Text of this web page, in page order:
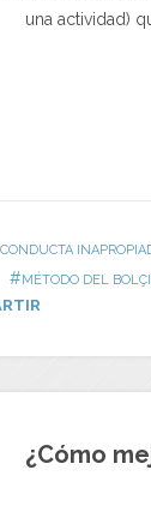
una actividad)
CONDUCTA
#MÉTODO DEL
¿Cómo